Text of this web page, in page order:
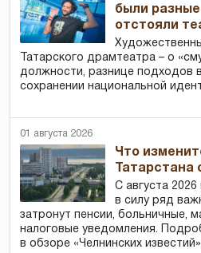
были
отстояли
Татарского драмтеатра – о
должности, разнице подходов
сохранении национальной
01 августа 2026
Что
Татарстана
С августа
в силу ряд
затронут пенсии, больничные,
налоговые уведомления.
в обзоре «Челнинских известий»